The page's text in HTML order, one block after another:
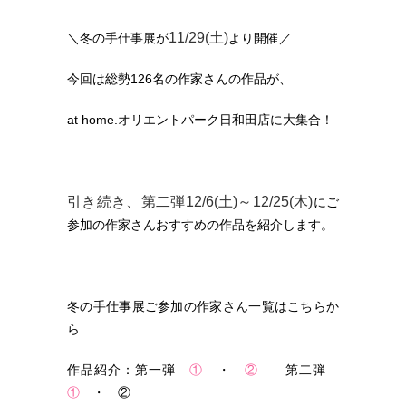
＼冬の手仕事展が11/29(土)より開催／
今回は総勢126名の作家さんの作品が、
at home.オリエントパーク日和田店に大集合！
引き続き、第二弾12/6(土)～12/25(木)にご
参加の作家さんおすすめの作品を紹介します。
冬の手仕事展ご参加の作家さん一覧はこちらか
ら
作品紹介：第一弾① ・ ② 第二弾
① ・ ②